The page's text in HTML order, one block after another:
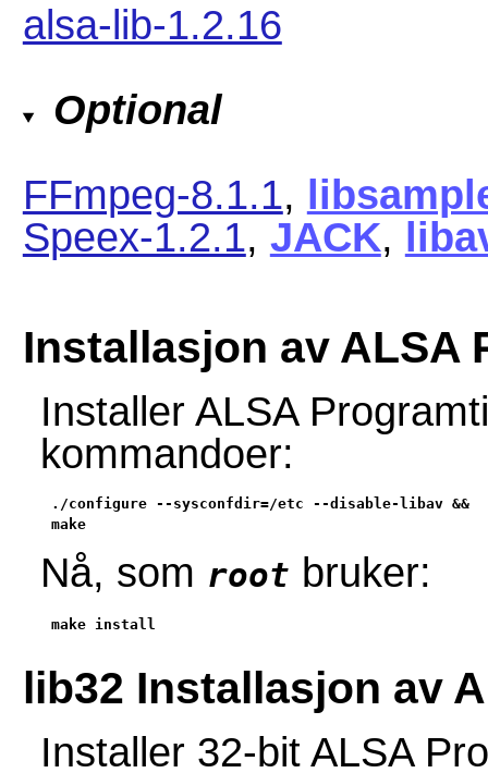
alsa-lib-1.2.16
Optional
FFmpeg-8.1.1,
Speex-1.2.1, JACK,
Installasjon av ALSA
Installer ALSA
kommandoer:
./configure --sysconfdir=/etc --disable-libav &&
make
Nå, som root bruker:
make install
lib32 Installasjon av
Installer 32-bit ALSA